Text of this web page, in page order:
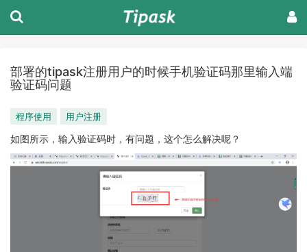
部署的tipask注册用户的时候手机验证码那里输入端
验证码问题
程序使用 用户注册
如图所示，输入验证码时，有问题，这个怎么解决呢？